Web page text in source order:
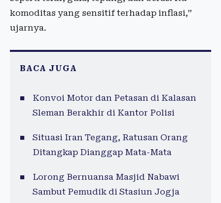
komoditas yang sensitif terhadap inflasi,”
ujarnya.
BACA JUGA
Konvoi Motor dan Petasan di Kalasan
Sleman Berakhir di Kantor Polisi
Situasi Iran Tegang, Ratusan Orang
Ditangkap Dianggap Mata-Mata
Lorong Bernuansa Masjid Nabawi
Sambut Pemudik di Stasiun Jogja